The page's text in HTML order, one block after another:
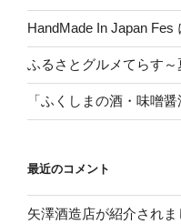
HandMade In Japan Fes
ふるさとグルメてらす～
「ふくしまの酒・味噌
最近のコメント
矢澤酒造店が紹介されま